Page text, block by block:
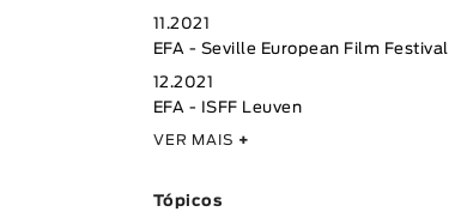
11.2021
EFA - Seville European Film Festival
12.2021
EFA - ISFF Leuven
VER MAIS +
Tópicos